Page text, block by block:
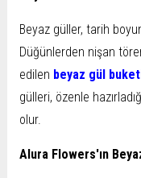
Beyaz güller, tarih
Düğünlerden nişan
edilen beyaz gül
gülleri, özenle
olur.
Alura Flowers'ın